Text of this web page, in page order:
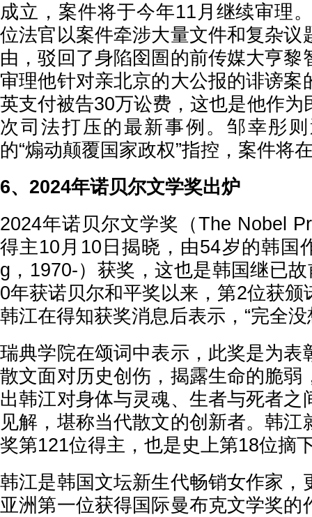
成立，案件将于今年11月继续审理
位法官以案件牵涉大量文件和复杂议
由，驳回了身陷囹圄的前传媒大亨黎
审理他针对亲北京的大公报的诽谤案
英支付被告30万讼费，这也是他作为
次司法打压的最新事例。邹幸彤
的“煽动颠覆国家政权”指控，案件将
6、2024年诺贝尔文学奖出炉
2024年诺贝尔文学奖（The Nobel
得主10月10日揭晓，由54岁的韩国
g，1970-）获奖，这也是韩国继已
0年获诺贝尔和平奖以来，第2位获颁
韩江在得知获奖消息后表示，“完全没
瑞典学院在颂词中表示，此奖是为表
散文面对历史创伤，揭露生命的脆弱
出韩江对身体与灵魂、生者与死者之
见解，堪称当代散文的创新者。韩江
奖第121位得主，也是史上第18位摘
韩江是韩国文坛新生代畅销女作家，
亚洲第一位获得国际曼布克文学奖的